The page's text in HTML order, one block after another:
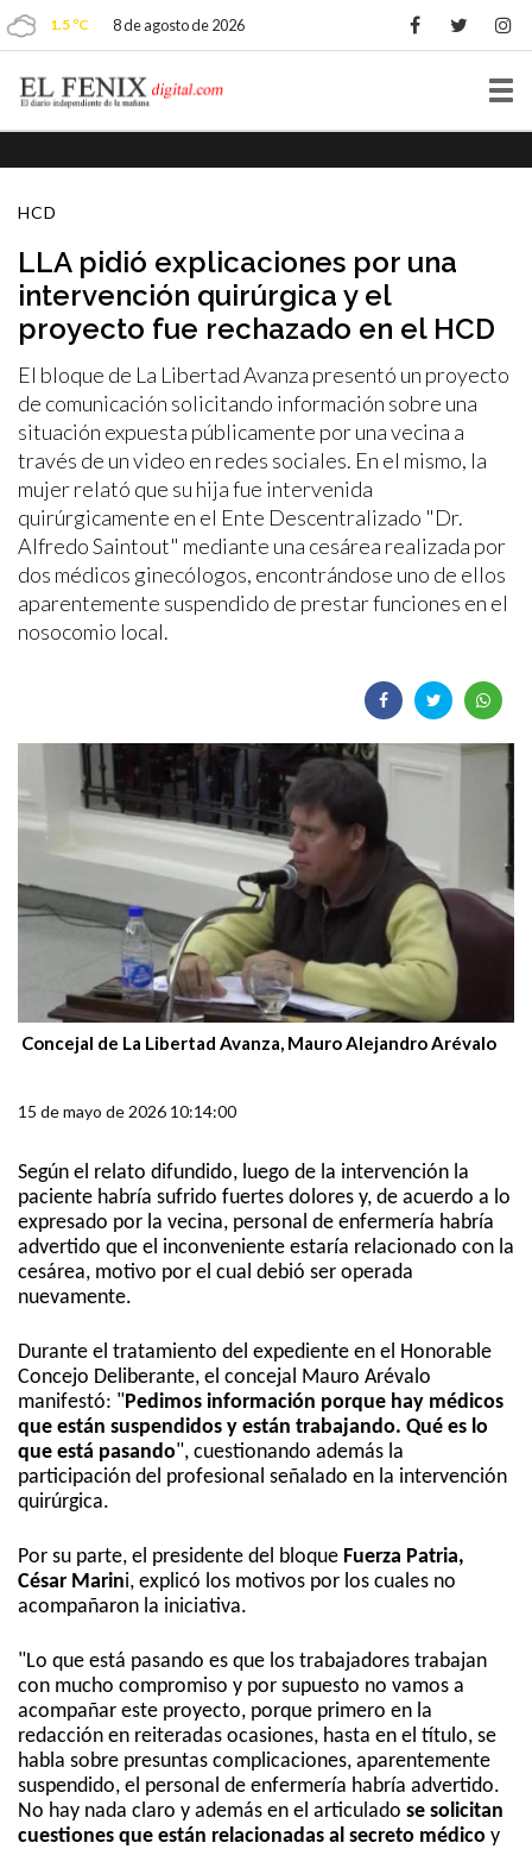
1.5 ºC 8 de agosto de 2026
HCD
LLA pidió explicaciones por una
intervención quirúrgica y el
proyecto fue rechazado en el HCD
El bloque de La Libertad Avanza presentó un proyecto
de comunicación solicitando información sobre una
situación expuesta públicamente por una vecina a
través de un video en redes sociales. En el mismo, la
mujer relató que su hija fue intervenida
quirúrgicamente en el Ente Descentralizado "Dr.
Alfredo Saintout" mediante una cesárea realizada por
dos médicos ginecólogos, encontrándose uno de ellos
aparentemente suspendido de prestar funciones en el
nosocomio local.
Concejal de La Libertad Avanza, Mauro Alejandro Arévalo
15 de mayo de 2026 10:14:00
Según el relato difundido, luego de la intervención la
paciente habría sufrido fuertes dolores y, de acuerdo a lo
expresado por la vecina, personal de enfermería habría
advertido que el inconveniente estaría relacionado con la
cesárea, motivo por el cual debió ser operada
nuevamente.
Durante el tratamiento del expediente en el Honorable
Concejo Deliberante, el concejal Mauro Arévalo
manifestó: "Pedimos información porque hay médicos
que están suspendidos y están trabajando. Qué es lo
que está pasando", cuestionando además la
participación del profesional señalado en la intervención
quirúrgica.
Por su parte, el presidente del bloque Fuerza Patria,
César Marini, explicó los motivos por los cuales no
acompañaron la iniciativa.
"Lo que está pasando es que los trabajadores trabajan
con mucho compromiso y por supuesto no vamos a
acompañar este proyecto, porque primero en la
redacción en reiteradas ocasiones, hasta en el título, se
habla sobre presuntas complicaciones, aparentemente
suspendido, el personal de enfermería habría advertido.
No hay nada claro y además en el articulado se solicitan
cuestiones que están relacionadas al secreto médico y